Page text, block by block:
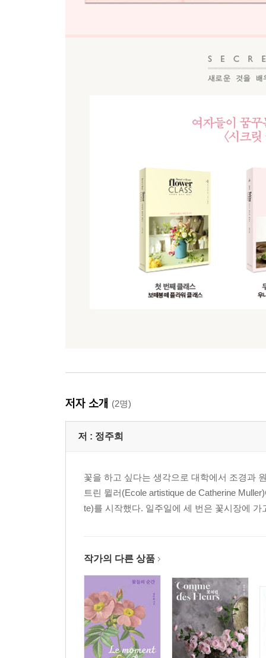
저자 소개 (2명)
저 : 정주희
꽃을 하고 싶다는 생각으로 대학에서 조경과
트린 뮐러(Ecole artistique de Catherine
te)를 시작했다. 일주일에 세 번은 꽃시장에
작가의 다른 상품